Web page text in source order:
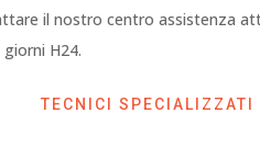
il nostro centro assistenza
H24.
TECNICI SPECIALIZZATI